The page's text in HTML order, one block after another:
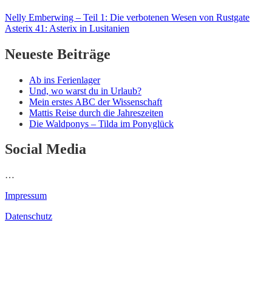
Beitragsnavigation
Nelly Emberwing – Teil 1: Die verbotenen Wesen von Rustgate
Asterix 41: Asterix in Lusitanien
Neueste Beiträge
Ab ins Ferienlager
Und, wo warst du in Urlaub?
Mein erstes ABC der Wissenschaft
Mattis Reise durch die Jahreszeiten
Die Waldponys – Tilda im Ponyglück
Social Media
…
Impressum
Datenschutz